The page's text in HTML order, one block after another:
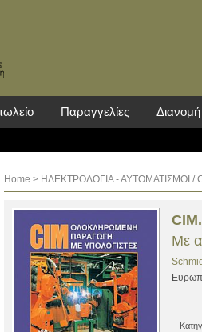
Παραγγελίες
Home > ΗΛΕΚΤΡΟΛΟΓΙΑ - ΑΥΤΟΜΑΤΙΣΜΟΙ /
Με